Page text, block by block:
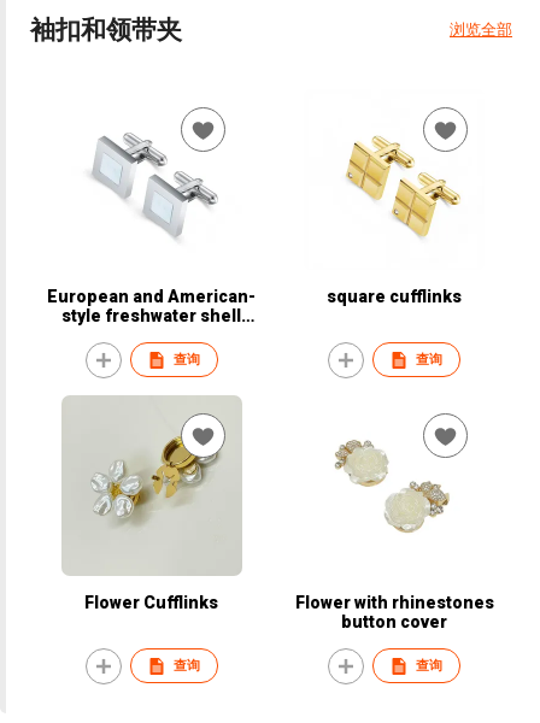
袖扣和领带夹 浏览全部
European and American-
style freshwater shell
查询
square cufflinks
查询
Flower Cufflinks
查询
Flower with rhinestones
button cover
查询